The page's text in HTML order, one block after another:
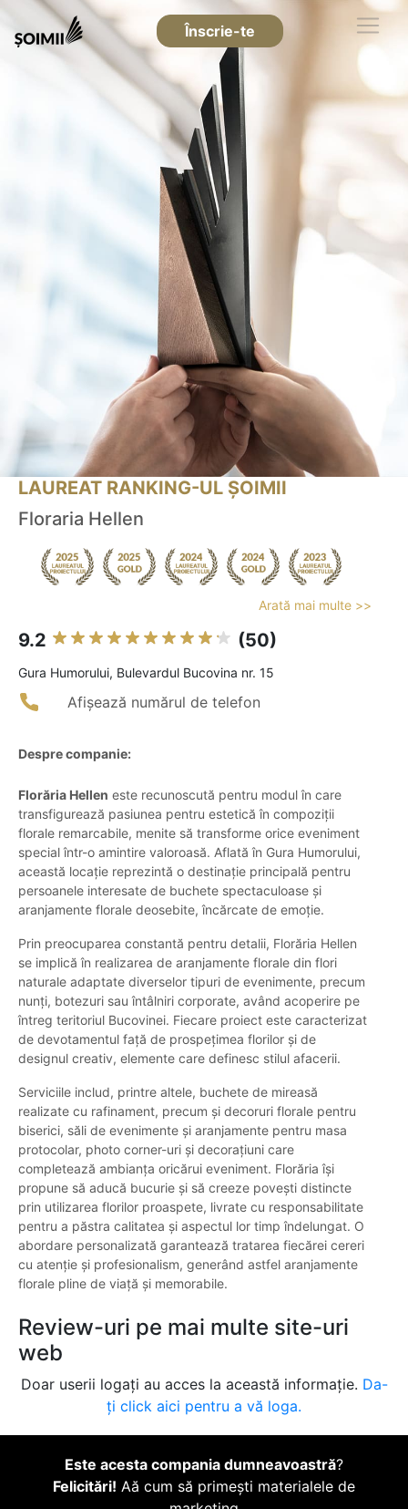
Înscrie-te
LAUREAT RANKING-UL ȘOIMII
Floraria Hellen
Arată mai multe >>
9.2 (50)
Gura Humorului, Bulevardul Bucovina nr. 15
Afișează numărul de telefon
Despre companie:
Florăria Hellen este recunoscută pentru modul în care
transfigurează pasiunea pentru estetică în compoziții
florale remarcabile, menite să transforme orice eveniment
special într-o amintire valoroasă. Aflată în Gura Humorului,
această locație reprezintă o destinație principală pentru
persoanele interesate de buchete spectaculoase și
aranjamente florale deosebite, încărcate de emoție.
Prin preocuparea constantă pentru detalii, Florăria Hellen
se implică în realizarea de aranjamente florale din flori
naturale adaptate diverselor tipuri de evenimente, precum
nunți, botezuri sau întâlniri corporate, având acoperire pe
întreg teritoriul Bucovinei. Fiecare proiect este caracterizat
de devotamentul față de prospețimea florilor și de
designul creativ, elemente care definesc stilul afacerii.
Serviciile includ, printre altele, buchete de mireasă
realizate cu rafinament, precum și decoruri florale pentru
biserici, săli de evenimente și aranjamente pentru masa
protocolar, photo corner-uri și decorațiuni care
completează ambianța oricărui eveniment. Florăria își
propune să aducă bucurie și să creeze povești distincte
prin utilizarea florilor proaspete, livrate cu responsabilitate
pentru a păstra calitatea și aspectul lor timp îndelungat. O
abordare personalizată garantează tratarea fiecărei cereri
cu atenție și profesionalism, generând astfel aranjamente
florale pline de viață și memorabile.
Review-uri pe mai multe site-uri
web
Doar userii logați au acces la această informație. Da-
ți click aici pentru a vă loga.
Este acesta compania dumneavoastră?
Felicitări! Aă cum să primești materialele de